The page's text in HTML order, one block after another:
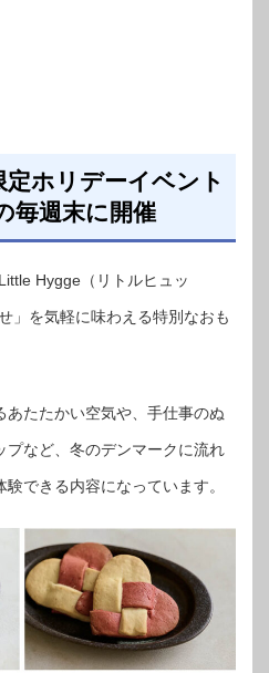
ホリデーイベント
毎週末に開催
Hygge（リトルヒュッ
」を気軽に味わえる特別なおも
あたたかい空気や、手仕事のぬ
プなど、冬のデンマークに流れ
できる内容になっています。